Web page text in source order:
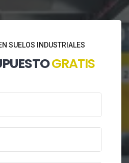
SUELOS INDUSTRIALES
GRATIS